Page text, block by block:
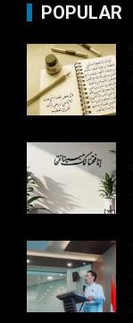
POPULAR